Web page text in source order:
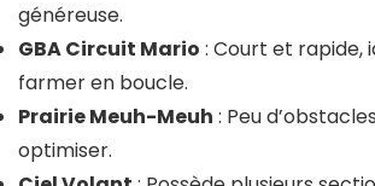
généreuse.
GBA Circuit Mario : Court et rapide,
farmer en boucle.
Prairie Meuh-Meuh : Peu
optimiser.